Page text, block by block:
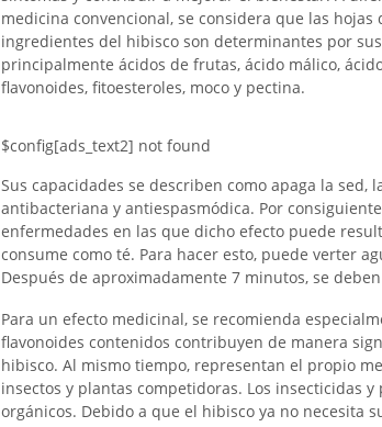
medicina convencional, se considera que las
ingredientes del hibisco son determinantes por
principalmente ácidos de frutas, ácido málico,
flavonoides, fitoesteroles, moco y pectina.
$config[ads_text2] not found
Sus capacidades se describen como apaga la sed,
antibacteriana y antiespasmódica. Por
enfermedades en las que dicho efecto puede
consume como té. Para hacer esto, puede verter
Después de aproximadamente 7 minutos, se
Para un efecto medicinal, se recomienda
flavonoides contenidos contribuyen de manera
hibisco. Al mismo tiempo, representan el propio
insectos y plantas competidoras. Los insecticidas
orgánicos. Debido a que el hibisco ya no necesita